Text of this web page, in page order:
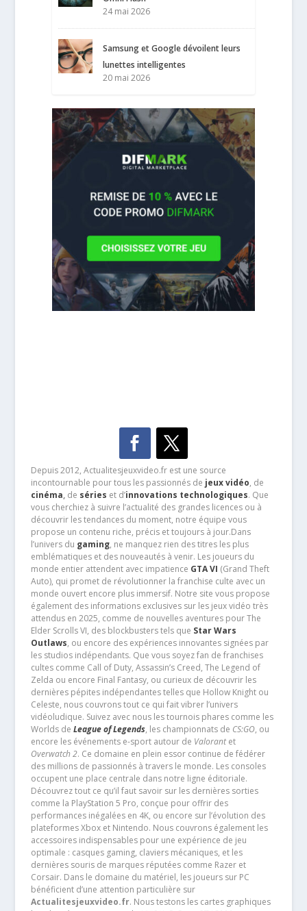
24 mai 2026
Samsung et Google dévoilent leurs
lunettes intelligentes
20 mai 2026
Depuis 2012, Actualitesjeuxvideo.fr est une source
incontournable pour tous les passionnés de jeux vidéo, de
cinéma,de séries et d’innovations technologiques. Que
vous cherchiez à suivre l’actualité des grandes licences ou à
découvrir les tendances du moment, notre équipe vous
propose un contenu riche, précis et toujours à jour.Dans
l’univers du gaming, ne manquez rien des titres les plus
emblématiques et des nouveautés à venir. Les joueurs du
monde entier attendent avec impatience GTA VI (Grand Theft
Auto), qui promet de révolutionner la franchise culte avec un
monde ouvert encore plus immersif. Notre site vous propose
également des informations exclusives sur les jeux vidéo très
attendus en 2025, comme de nouvelles aventures pour The
Elder Scrolls VI, des blockbusters tels que Star Wars
Outlaws, ou encore des expériences innovantes signées par
les studios indépendants. Que vous soyez fan de franchises
cultes comme Call of Duty, Assassin’s Creed, The Legend of
Zelda ou encore Final Fantasy, ou curieux de découvrir les
dernières pépites indépendantes telles que Hollow Knight ou
Celeste, nous couvrons tout ce qui fait vibrer l’univers
vidéoludique. Suivez avec nous les tournois phares comme les
Worlds de League of Legends, les championnats de CS:GO, ou
encore les événements e-sport autour de Valorantet
Overwatch 2. Ce domaine en plein essor continue de fédérer
des millions de passionnés à travers le monde. Les consoles
occupent une place centrale dans notre ligne éditoriale.
Découvrez tout ce qu’il faut savoir sur les dernières sorties
comme la PlayStation 5 Pro, conçue pour offrir des
performances inégalées en 4K, ou encore sur l’évolution des
plateformes Xbox et Nintendo. Nous couvrons également les
accessoires indispensables pour une expérience de jeu
optimale : casques gaming, claviers mécaniques, et les
dernières souris de marques réputées comme Razer et
Corsair. Dans le domaine du matériel, les joueurs sur PC
bénéficient d’une attention particulière sur
Actualitesjeuxvideo.fr. Nous testons les cartes graphiques